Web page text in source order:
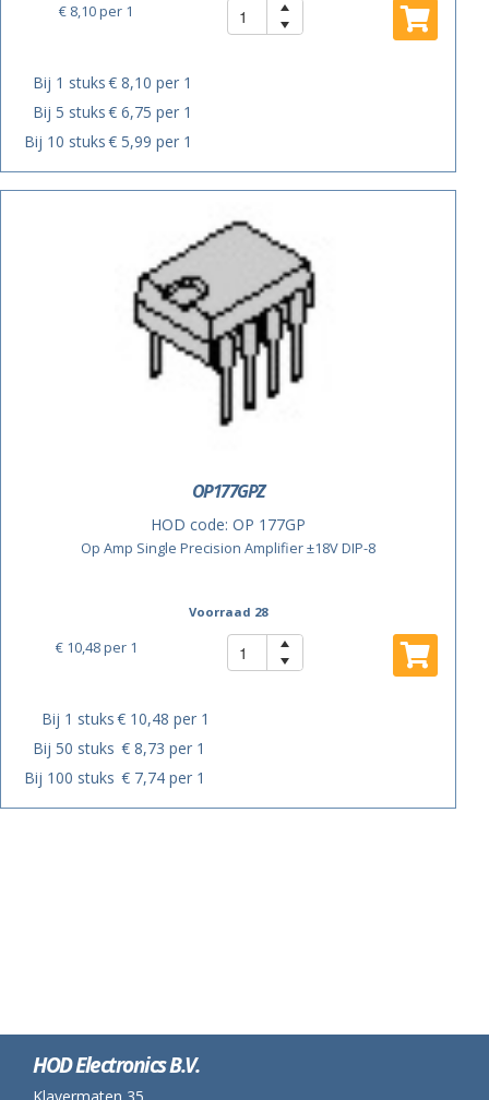
€ 8,10per 1
Bij 1 stuks€ 8,10 per 1
Bij 5 stuks€ 6,75 per 1
Bij 10 stuks€ 5,99 per 1
OP177GPZ
HOD code: OP 177GP
Op Amp Single Precision Amplifier ±18V DIP-8
Voorraad 28
€ 10,48per 1
Bij 1 stuks€ 10,48 per 1
Bij 50 stuks € 8,73 per 1
Bij 100 stuks € 7,74 per 1
HOD Electronics B.V.